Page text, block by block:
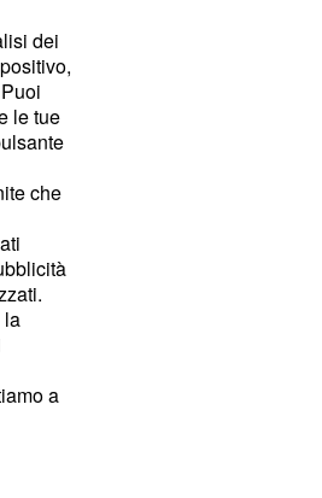
dei
le tue
che
la
a